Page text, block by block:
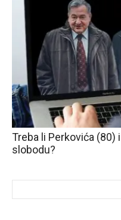
Treba li Perkovića
slobodu?